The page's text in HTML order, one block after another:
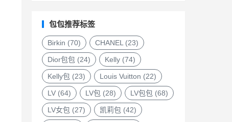
包
品
牌
包包推荐标签
Birkin (70) CHANEL(23)
Dior包包 (24) Kelly (74)
Kelly包 (23) Louis Vuitton (22)
LV (64) LV包 (28) LV包包 (68)
LV女包 (27) 凯莉包 (42)